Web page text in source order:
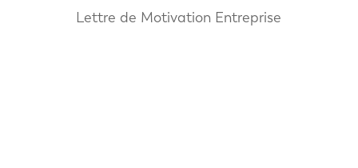
Lettre de Motivation Entreprise